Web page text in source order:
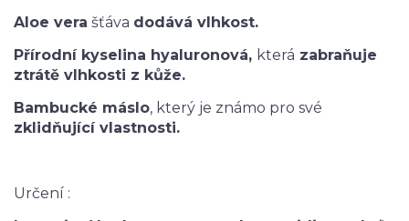
Aloe vera šťáva dodává vlhkost.
Přírodní kyselina hyaluronová, která zabraňuje
ztrátě vlhkosti z kůže.
Bambucké máslo, který je známo pro své
zklidňující vlastnosti.
Určení :